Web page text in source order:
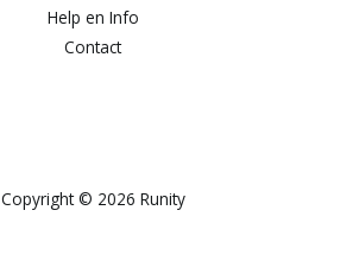
Help en Info
Contact
Copyright © 2026 Runity